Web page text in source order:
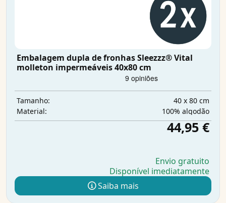
Embalagem dupla de fronhas Sleezzz® Vital
molleton impermeáveis 40x80 cm
Tamanho:
40 x 80 cm
Material:
100% algodão
44,95 €
Envio gratuito
Disponível imediatamente
Saiba mais